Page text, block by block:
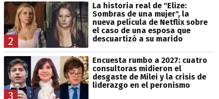
2
La historia real de "Elize:
Sombras de una mujer", la
nueva película de Netflix sobre
el caso de una esposa que
descuartizó a su marido
3
Encuesta rumbo a 2027: cuatro
consultoras midieron el
desgaste de Milei y la crisis de
liderazgo en el peronismo